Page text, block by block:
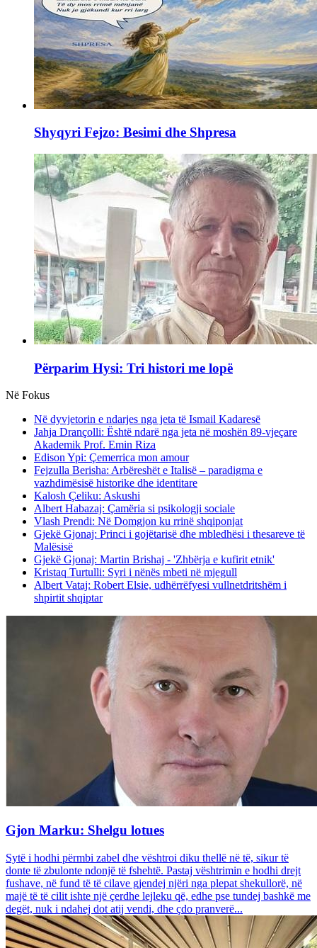
Shyqyri Fejzo: Besimi dhe Shpresa
Përparim Hysi: Tri histori me lopë
Në Fokus
Në dyvjetorin e ndarjes nga jeta të Ismail Kadaresë
Jahja Drançolli: Është ndarë nga jeta në moshën 89-vjeçare
Akademik Prof. Emin Riza
Edison Ypi: Çemerrica mon amour
Fejzulla Berisha: Arbëreshët e Italisë – paradigma e
vazhdimësisë historike dhe identitare
Kalosh Çeliku: Askushi
Albert Habazaj: Çamëria si psikologji sociale
Vlash Prendi: Në Domgjon ku rrinë shqiponjat
Gjekë Gjonaj: Princi i gojëtarisë dhe mbledhësi i thesareve të
Malësisë
Gjekë Gjonaj: Martin Brishaj - 'Zhbërja e kufirit etnik'
Kristaq Turtulli: Syri i nënës mbeti në mjegull
Albert Vataj: Robert Elsie, udhërrëfyesi vullnetdritshëm i
shpirtit shqiptar
Gjon Marku: Shelgu lotues
Sytë i hodhi përmbi zabel dhe vështroi diku thellë në të, sikur të
donte të zbulonte ndonjë të fshehtë. Pastaj vështrimin e hodhi drejt
fushave, në fund të të cilave gjendej njëri nga plepat shekullorë, në
majë të të cilit ishte një çerdhe lejleku që, edhe pse tundej bashkë me
degët, nuk i ndahej dot atij vendi, dhe çdo pranverë...